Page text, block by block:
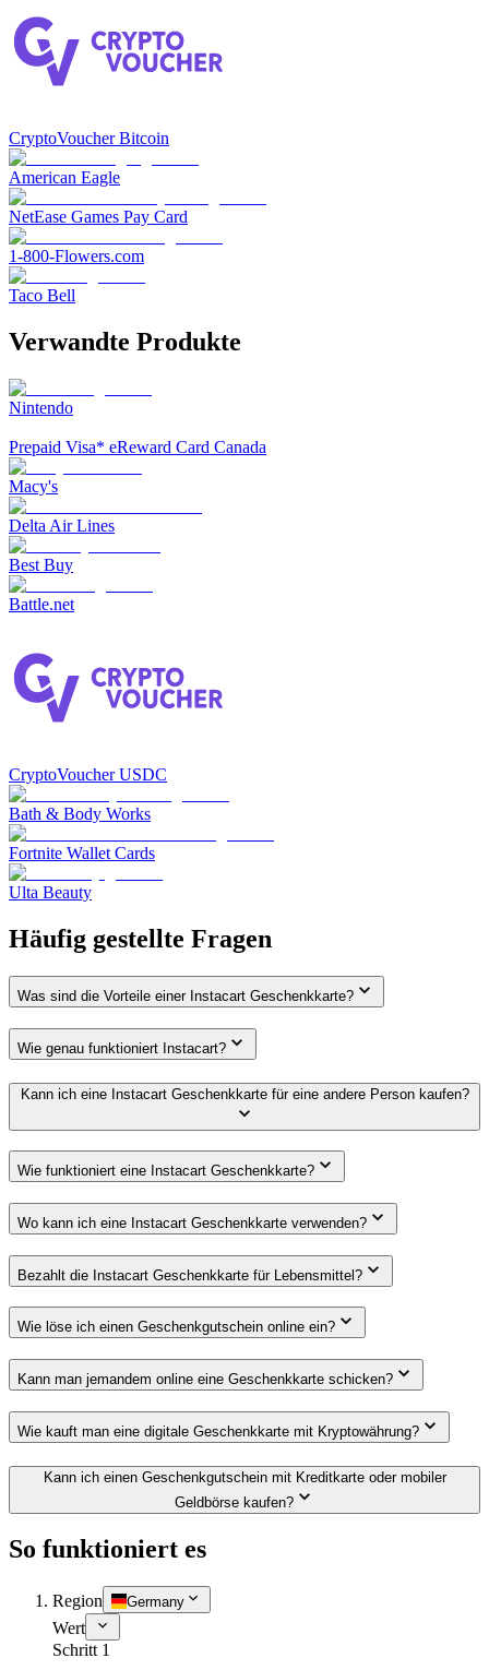
CryptoVoucher Bitcoin
American Eagle
NetEase Games Pay Card
1-800-Flowers.com
Taco Bell
Verwandte Produkte
Nintendo
Prepaid Visa* eReward Card Canada
Macy's
Delta Air Lines
Best Buy
Battle.net
CryptoVoucher USDC
Bath & Body Works
Fortnite Wallet Cards
Ulta Beauty
Häufig gestellte Fragen
Was sind die Vorteile einer Instacart Geschenkkarte?
Wie genau funktioniert Instacart?
Kann ich eine Instacart Geschenkkarte für eine andere Person kaufen?
Wie funktioniert eine Instacart Geschenkkarte?
Wo kann ich eine Instacart Geschenkkarte verwenden?
Bezahlt die Instacart Geschenkkarte für Lebensmittel?
Wie löse ich einen Geschenkgutschein online ein?
Kann man jemandem online eine Geschenkkarte schicken?
Wie kauft man eine digitale Geschenkkarte mit Kryptowährung?
Kann ich einen Geschenkgutschein mit Kreditkarte oder mobiler
Geldbörse kaufen?
So funktioniert es
Region Germany
Wert
Schritt 1